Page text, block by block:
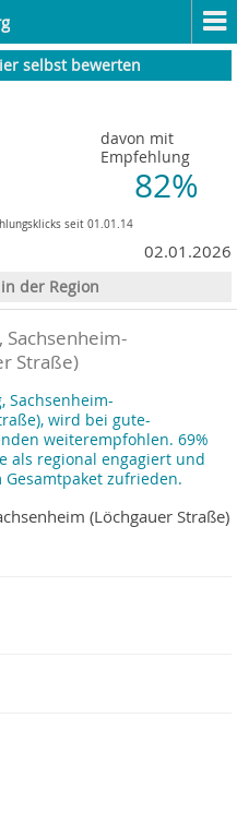
selbst bewerten
davon mit
Empfehlung
82%
seit 01.01.14
02.01.2026
der Region
Sachsenheim-
Straße)
Sachsenheim-
wird bei gute-
weiterempfohlen. 69%
als regional engagiert und
zufrieden.
(Löchgauer Straße)